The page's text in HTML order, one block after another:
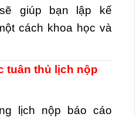
giúp bạn lập kế
cách khoa học và
tuân thủ lịch nộp
lịch nộp báo cáo